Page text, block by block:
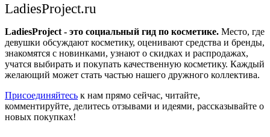
LadiesProject.ru
LadiesProject - это социальный гид по косметике. Место, где
девушки обсуждают косметику, оценивают средства и бренды,
знакомятся с новинками, узнают о скидках и распродажах,
учатся выбирать и покупать качественную косметику. Каждый
желающий может стать частью нашего дружного коллектива.
Присоединяйтесь к нам прямо сейчас, читайте,
комментируйте, делитесь отзывами и идеями, рассказывайте о
новых покупках!